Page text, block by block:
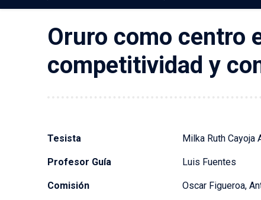
Oruro como centro
competitividad y
Tesista Milka Ruth Cayoja
Profesor Guía Luis Fuentes
Comisión Oscar Figueroa,